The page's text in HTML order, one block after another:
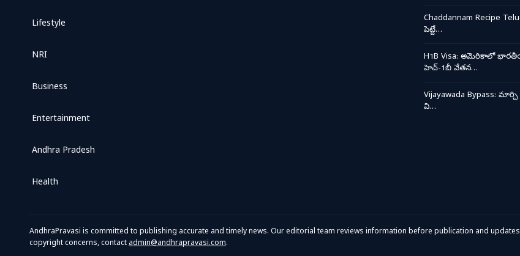
Lifestyle
NRI
Business
Entertainment
Andhra Pradesh
Health
Chaddannam Recipe
పెట్టే…
H1B Visa: అమెరికాలో
హెచ్-1బీ వేతన…
Vijayawada Bypass:
వి…
AndhraPravasi is committed to publishing accurate and timely news. Our editorial team reviews information before publication and
copyright concerns, contactadmin@andhrapravasi.com.